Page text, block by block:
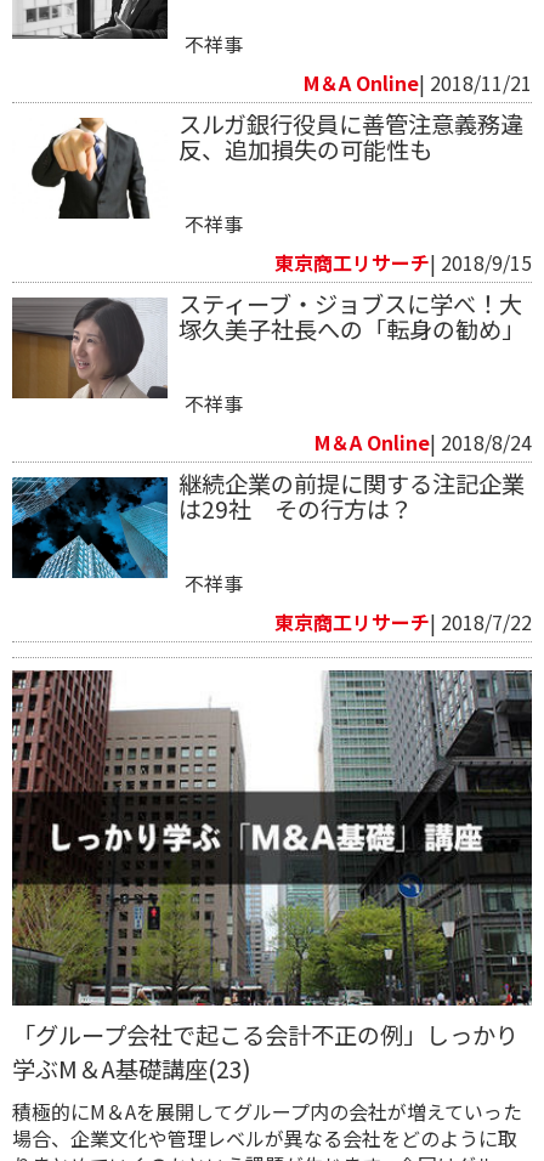
不祥事
M＆A Online| 2018/11/21
スルガ銀行役員に善管注意義務違
反、追加損失の可能性も
不祥事
東京商工リサーチ| 2018/9/15
スティーブ・ジョブスに学べ！大
塚久美子社長への「転身の勧め」
不祥事
M＆A Online| 2018/8/24
継続企業の前提に関する注記企業
は29社 その行方は？
不祥事
東京商工リサーチ| 2018/7/22
「グループ会社で起こる会計不正の例」しっかり
学ぶM＆A基礎講座(23)
積極的にM＆Aを展開してグループ内の会社が増えていった
場合、企業文化や管理レベルが異なる会社をどのように取